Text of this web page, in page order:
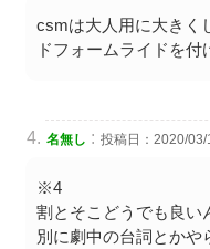
csmは大人用に大きく
ドフォームライドを付
名無し : 投稿日：2020/
※4
割とそこどうでも良い
別に劇中の台詞とかや